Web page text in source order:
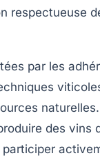
respectueuse
par les
des vins